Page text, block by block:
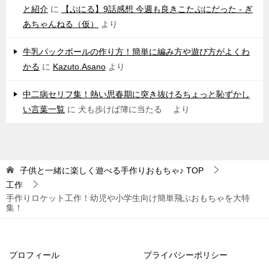
と紹介 に
【ぷにる】9話感想 今週も良きこたぷにだった - ぎ
あちゃんねる（仮）
より
牛乳パックボールの作り方！簡単に編み方や遊び方がよくわ
かる に Kazuto.Asano より
中二病セリフ集！熱い思春期に突き抜けるちょっと恥ずかし
い言葉一覧 に 犬も歩けば簿に当たる より
子供と一緒に楽しく遊べる手作りおもちゃ♪ TOP
工作
手作りロケット工作！幼児や小学生向け簡単飛ぶおもちゃを大特
集！
プロフィール プライバシーポリシー